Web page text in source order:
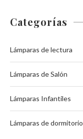
Categorías
Lámparas de lectura
Lámparas de Salón
Lámparas Infantiles
Lámparas de dormitorio